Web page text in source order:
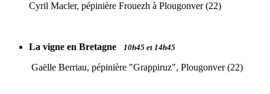
Cyril Macler, pépinière Frouezh à Plougonver (22)
La vigne en Bretagne 10h45 et 14h45
Gaëlle Berriau, pépinière "Grappiruz", Plougonver (22)